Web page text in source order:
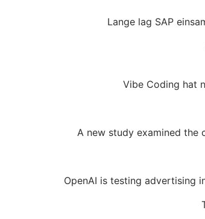
Lange lag SAP
Vibe Coding hat
A new study examined the
OpenAI is testing advertising